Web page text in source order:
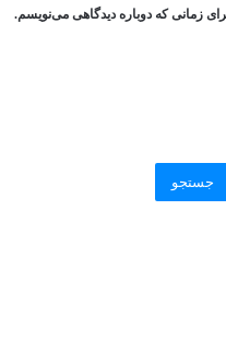
زمانی که دوباره دیدگاهی می‌نویسم.
جستجو